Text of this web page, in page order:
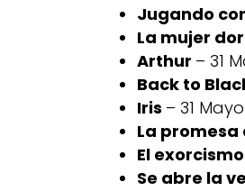
Jugando
La mujer
Arthur – 31
Back to
Iris – 31 Mayo
La promesa
El
Se abre la